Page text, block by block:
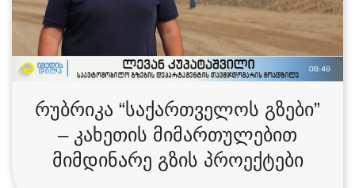
რუბრიკა “საქართველოს გზები”
– კახეთის მიმართულებით
მიმდინარე გზის პროექტები